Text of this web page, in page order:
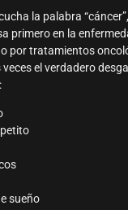
la palabra “cáncer”,
primero en la
por tratamientos
el verdadero
sueño